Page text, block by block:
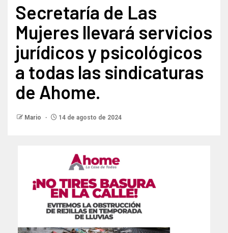
Secretaría de Las
Mujeres llevará servicios
jurídicos y psicológicos
a todas las sindicaturas
de Ahome.
Mario 14 de agosto de 2024